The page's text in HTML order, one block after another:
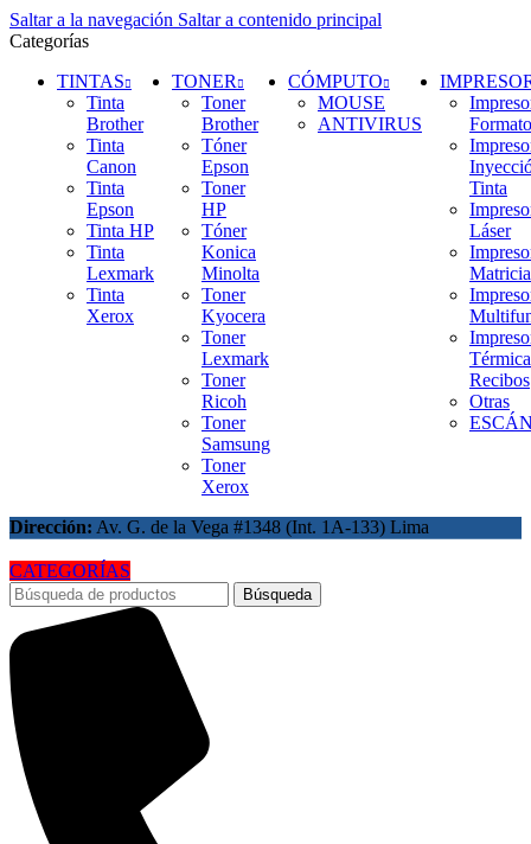
Saltar a la navegación Saltar a contenido principal
Categorías
TINTAS
Tinta
Brother
Tinta
Canon
Tinta
Epson
Tinta HP
Tinta
Lexmark
Tinta
Xerox
TONER
Toner
Brother
Tóner
Epson
Toner
HP
Tóner
Konica
Minolta
Toner
Kyocera
Toner
Lexmark
Toner
Ricoh
Toner
Samsung
Toner
Xerox
CÓMPUTO
MOUSE
ANTIVIRUS
Tinta
Láser
Recibos
Otras
Dirección: Av. G. de la Vega #1348 (Int. 1A-133) Lima
CATEGORÍAS
Búsqueda